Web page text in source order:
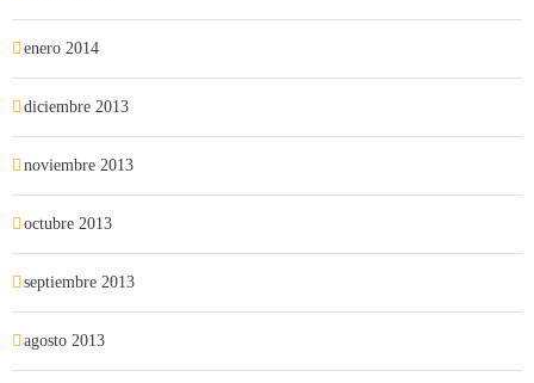
enero 2014
diciembre 2013
noviembre 2013
octubre 2013
septiembre 2013
agosto 2013